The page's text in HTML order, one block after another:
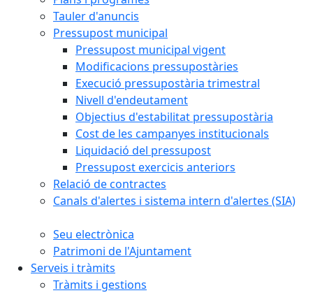
Tauler d'anuncis
Pressupost municipal
Pressupost municipal vigent
Modificacions pressupostàries
Execució pressupostària trimestral
Nivell d'endeutament
Objectius d'estabilitat pressupostària
Cost de les campanyes institucionals
Liquidació del pressupost
Pressupost exercicis anteriors
Relació de contractes
Canals d'alertes i sistema intern d'alertes (SIA)
Seu electrònica
Patrimoni de l'Ajuntament
Serveis i tràmits
Tràmits i gestions